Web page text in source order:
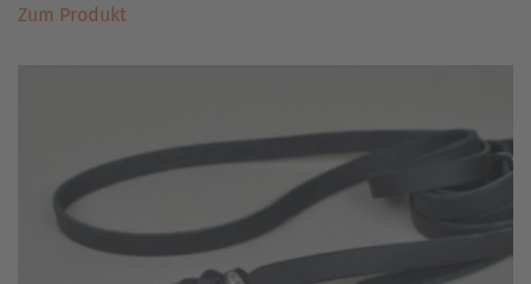
Zum ProduktProdukt
Die